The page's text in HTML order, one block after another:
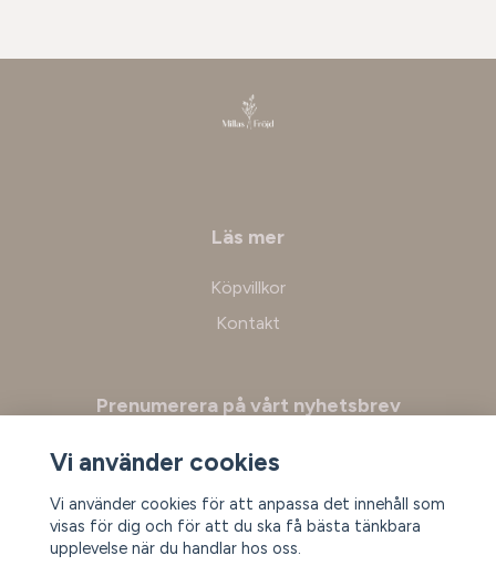
Läs mer
Köpvillkor
Kontakt
Prenumerera på vårt nyhetsbrev
Vi använder cookies
Vi använder cookies för att anpassa det innehåll som
visas för dig och för att du ska få bästa tänkbara
upplevelse när du handlar hos oss.